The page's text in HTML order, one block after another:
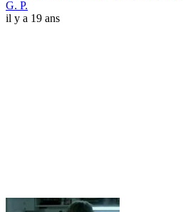
G. P.
il y a 19 ans